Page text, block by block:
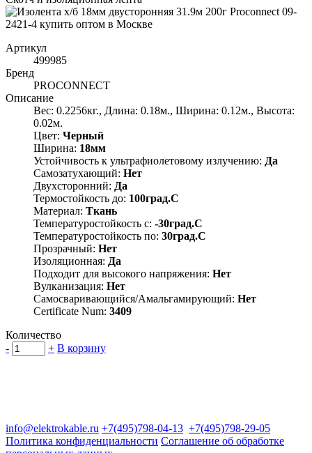
Артикул
499985
Бренд
PROCONNECT
Описание
Вес: 0.2256кг., Длина: 0.18м., Ширина: 0.12м., Высота:
0.02м.
Цвет: Черный
Ширина: 18мм
Устойчивость к ультрафиолетовому излучению: Да
Самозатухающий: Нет
Двухсторонний: Да
Термостойкость до: 100град.C
Материал: Ткань
Температуростойкость с: -30град.C
Температуростойкость по: 30град.C
Прозрачный: Нет
Изоляционная: Да
Подходит для высокого напряжения: Нет
Вулканизация: Нет
Самосваривающийся/Амальгамирующий: Нет
Certificate Num: 3409
Количество
-
+ В корзину
info@elektrokable.ru +7(495)798-04-13 +7(495)798-29-05
Политика конфиденциальности Соглашение об обработке